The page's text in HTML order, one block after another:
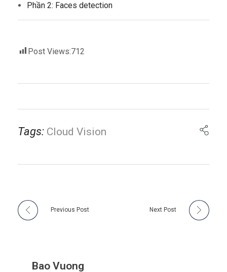
Phần 2: Faces detection
Post Views:712
Tags: Cloud Vision
Previous Post Next Post
Bao Vuong